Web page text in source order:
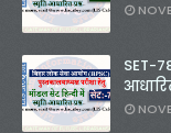
SET-